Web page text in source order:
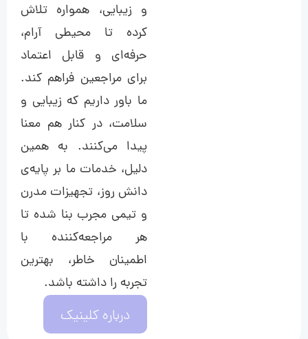
و زیبایی، همواره تلاش
کرده تا محیطی آرام،
حرفه‌ای و قابل اعتماد
برای مراجعین فراهم کند.
ما باور داریم که زیبایی و
سلامت، در کنار هم معنا
پیدا می‌کنند. به همین
دلیل، خدمات ما بر پایه‌ی
دانش روز، تجهیزات مدرن
و تیمی مجرب بنا شده تا
هر مراجعه‌کننده با
اطمینان خاطر، بهترین
تجربه را داشته باشد.
درباره کلینیک